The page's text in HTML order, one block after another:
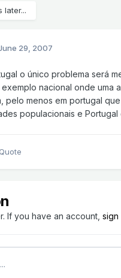
later...
29, 2007
o único problema será
nacional onde uma
pelo menos em portugal
populacionais e
Quote
If you have an account, sign